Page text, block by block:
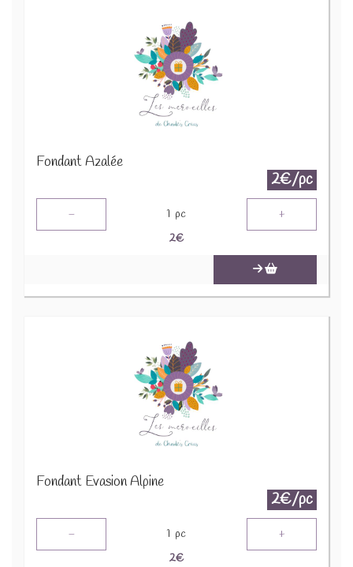
Fondant Azalée
2€/pc
- 1 pc +
2€
Fondant Evasion Alpine
2€/pc
- 1 pc +
2€